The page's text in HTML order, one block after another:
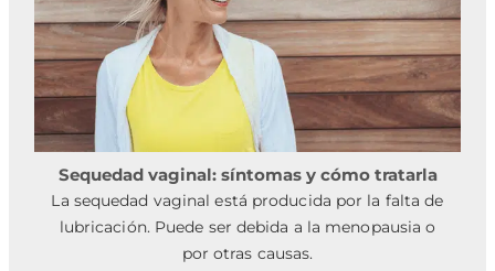
Sequedad vaginal: síntomas y cómo tratarla
La sequedad vaginal está producida por la falta de
lubricación. Puede ser debida a la menopausia o
por otras causas.